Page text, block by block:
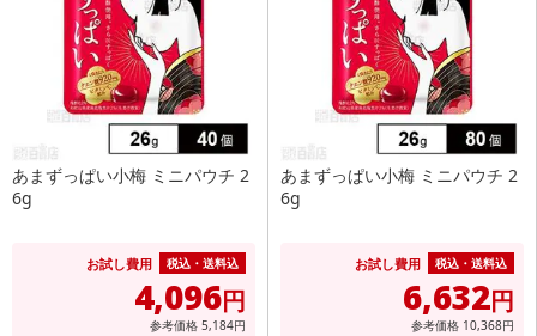
あまずっぱい小梅 ミニパウチ 2
6g
お試し費用 税込・送料込
4,096円
参考価格 5,184円
あまずっぱい小梅 ミニパウチ 2
6g
お試し費用 税込・送料込
6,632円
参考価格 10,368円